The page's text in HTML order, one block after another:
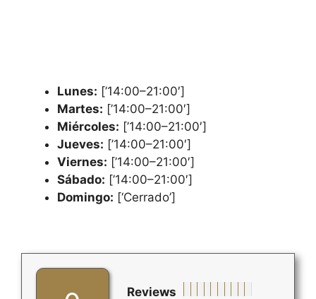
Lunes: [’14:00–21:00′]
Martes: [’14:00–21:00′]
Miércoles: [’14:00–21:00′]
Jueves: [’14:00–21:00′]
Viernes: [’14:00–21:00′]
Sábado: [’14:00–21:00′]
Domingo: [‘Cerrado’]
Reviews